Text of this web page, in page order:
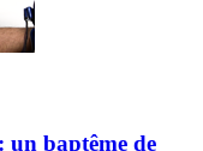
un baptême de